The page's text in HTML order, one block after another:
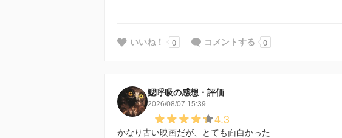
いいね！ 0 コメントする 0
鰓呼吸の感想・評価
2026/08/07 15:39
4.3
かなり古い映画だが、とても面白かった